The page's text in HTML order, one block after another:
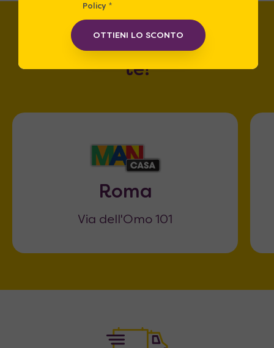
Trova lo store più vicino a
te!
Roma
Via dell'Omo 101
Policy*
OTTIENI LO SCONTO